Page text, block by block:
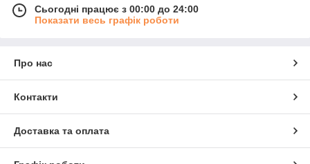
Сьогодні працює з 00:00 до 24:00
Показати весь графік роботи
Про нас
Контакти
Доставка та оплата